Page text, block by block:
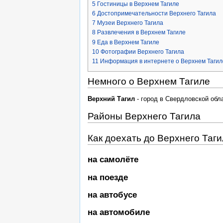
5 Гостиницы в Верхнем Тагиле
6 Достопримечательности Верхнего Тагила
7 Музеи Верхнего Тагила
8 Развлечения в Верхнем Тагиле
9 Еда в Верхнем Тагиле
10 Фотографии Верхнего Тагила
11 Информация в интернете о Верхнем
Немного о Верхнем Тагиле
Верхний Тагил - город в Свердловской
Районы Верхнего Тагила
Как доехать до Верхнего
на самолёте
на поезде
на автобусе
на автомобиле